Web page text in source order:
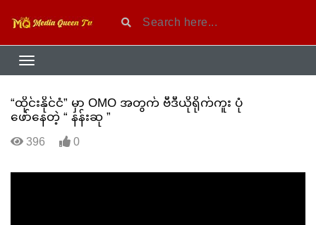
“ထိုင်းနိုင်ငံ” မှာ OMO အတွက် ဗီဒီယိုရိုက်ကူး ပုံ
ဖော်နေတဲ့ “ နန်းဆု ”
396 0